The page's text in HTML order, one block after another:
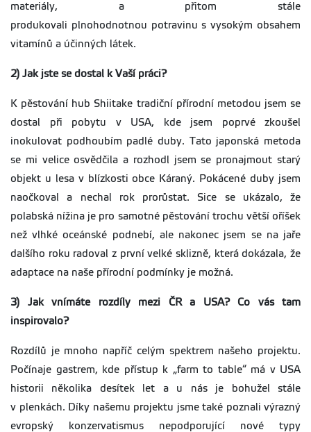
materiály, a přitom stále
produkovali plnohodnotnou potravinu s vysokým obsahem
vitamínů a účinných látek.
2) Jak jste se dostal k Vaší práci?
K pěstování hub Shiitake tradiční přírodní metodou jsem se
dostal při pobytu v USA, kde jsem poprvé zkoušel
inokulovat podhoubím padlé duby. Tato japonská metoda
se mi velice osvědčila a rozhodl jsem se pronajmout starý
objekt u lesa v blízkosti obce Káraný. Pokácené duby jsem
naočkoval a nechal rok prorůstat. Sice se ukázalo, že
polabská nížina je pro samotné pěstování trochu větší oříšek
než vlhké oceánské podnebí, ale nakonec jsem se na jaře
dalšího roku radoval z první velké sklizně, která dokázala, že
adaptace na naše přírodní podmínky je možná.
3) Jak vnímáte rozdíly mezi ČR a USA? Co vás tam
inspirovalo?
Rozdílů je mnoho napříč celým spektrem našeho projektu.
Počínaje gastrem, kde přístup k „farm to table“ má v USA
historii několika desítek let a u nás je bohužel stále
v plenkách. Díky našemu projektu jsme také poznali výrazný
evropský konzervatismus nepodporující nové typy